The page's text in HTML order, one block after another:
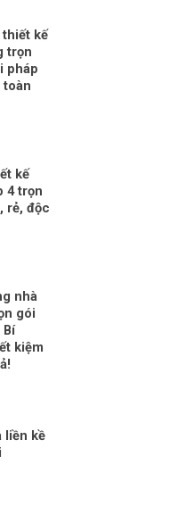
thiết kế
trọn
pháp
toàn
kế
4 trọn
rẻ, độc
nhà
gói
Bí
kiệm
liền kề